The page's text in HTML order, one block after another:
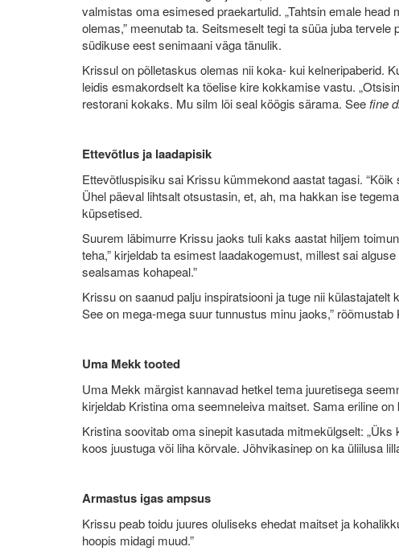
valmistas oma esimesed praekartulid. „Tahtsin emale
olemas,” meenutab ta. Seitsmeselt tegi ta süüa juba
südikuse eest senimaani väga tänulik.
Krissul on põlletaskus olemas nii koka- kui kelneripaberid.
leidis esmakordselt ka tõelise kire kokkamise vastu.
restorani kokaks. Mu silm lõi seal köögis särama. See fine
Ettevõtlus ja laadapisik
Ettevõtluspisiku sai Krissu kümmekond aastat tagasi.
Ühel päeval lihtsalt otsustasin, et, ah, ma hakkan ise
küpsetised.
Suurem läbimurre Krissu jaoks tuli kaks aastat hiljem
teha,” kirjeldab ta esimest laadakogemust, millest sai
sealsamas kohapeal.”
Krissu on saanud palju inspiratsiooni ja tuge nii
See on mega-mega suur tunnustus minu jaoks,” rõõmustab
Uma Mekk tooted
Uma Mekk märgist kannavad hetkel tema juuretisega
kirjeldab Kristina oma seemneleiva maitset. Sama eriline
Kristina soovitab oma sinepit kasutada mitmekülgselt:
koos juustuga või liha kõrvale. Jõhvikasinep on ka üliilusa
Armastus igas ampsus
Krissu peab toidu juures oluliseks ehedat maitset ja
hoopis midagi muud.”